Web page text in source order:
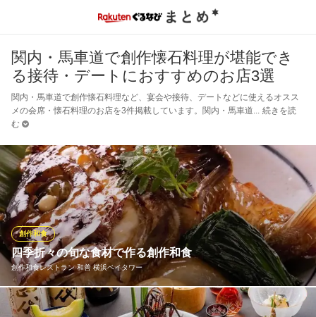
関内・馬車道で創作懐石料理が堪能でき
る接待・デートにおすすめのお店3選
関内・馬車道で創作懐石料理など、宴会や接待、デートなどに使えるオスス
メの会席・懐石料理のお店を3件掲載しています。関内・馬車道
続きを読
む
四季折々の旬な食材で作る創作和食
創作和食レストラン 和善 横浜ベイタワー
創作和食
地元・神奈川県産の野菜や国産牛を使用した丁寧かつ繊細な創作